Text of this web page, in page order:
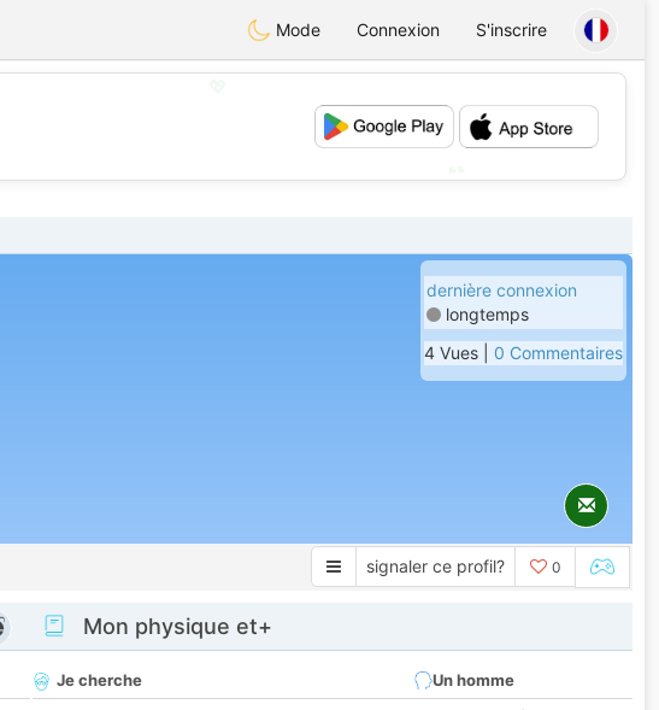
Mode Connexion S'inscrire
dernière connexion
longtemps
4 Vues | 0 Commentaires
signaler ce profil? 0
Mon physique et+
Je cherche
Un homme